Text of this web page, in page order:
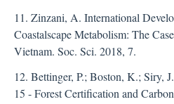
11. Zinzani, A. International
Coastalscape Metabolism: The
Vietnam. Soc. Sci. 2018, 7.
12. Bettinger, P.; Boston, K.; Siry,
15 - Forest Certification and